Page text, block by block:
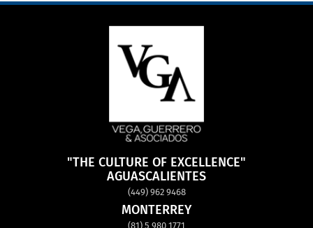
"THE CULTURE OF EXCELLENCE"
AGUASCALIENTES
(449) 962 9468
MONTERREY
(81) 5 980 1771